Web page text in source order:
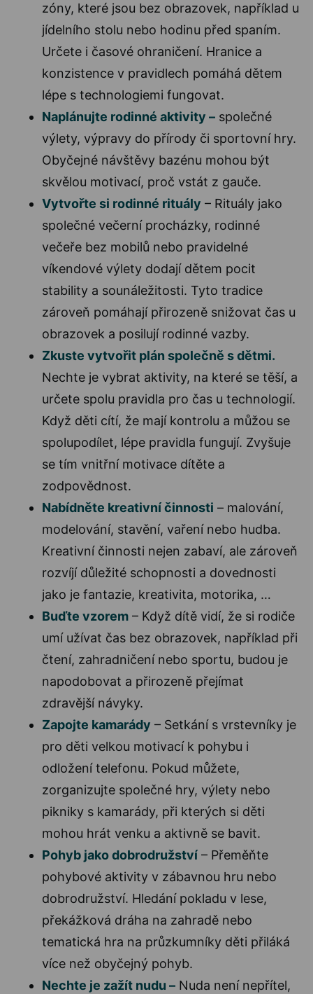
zóny, které jsou bez obrazovek, například u
jídelního stolu nebo hodinu před spaním.
Určete i časové ohraničení. Hranice a
konzistence v pravidlech pomáhá dětem
lépe s technologiemi fungovat.
Naplánujte rodinné aktivity – společné
výlety, výpravy do přírody či sportovní hry.
Obyčejné návštěvy bazénu mohou být
skvělou motivací, proč vstát z gauče.
Vytvořte si rodinné rituály – Rituály jako
společné večerní procházky, rodinné
večeře bez mobilů nebo pravidelné
víkendové výlety dodají dětem pocit
stability a sounáležitosti. Tyto tradice
zároveň pomáhají přirozeně snižovat čas u
obrazovek a posilují rodinné vazby.
Zkuste vytvořit plán společně s dětmi.
Nechte je vybrat aktivity, na které se těší, a
určete spolu pravidla pro čas u technologií.
Když děti cítí, že mají kontrolu a můžou se
spolupodílet, lépe pravidla fungují. Zvyšuje
se tím vnitřní motivace dítěte a
zodpovědnost.
Nabídněte kreativní činnosti – malování,
modelování, stavění, vaření nebo hudba.
Kreativní činnosti nejen zabaví, ale zároveň
rozvíjí důležité schopnosti a dovednosti
jako je fantazie, kreativita, motorika, …
Buďte vzorem – Když dítě vidí, že si rodiče
umí užívat čas bez obrazovek, například při
čtení, zahradničení nebo sportu, budou je
napodobovat a přirozeně přejímat
zdravější návyky.
Zapojte kamarády – Setkání s vrstevníky je
pro děti velkou motivací k pohybu i
odložení telefonu. Pokud můžete,
zorganizujte společné hry, výlety nebo
pikniky s kamarády, při kterých si děti
mohou hrát venku a aktivně se bavit.
Pohyb jako dobrodružství – Přeměňte
pohybové aktivity v zábavnou hru nebo
dobrodružství. Hledání pokladu v lese,
překážková dráha na zahradě nebo
tematická hra na průzkumníky děti přiláká
více než obyčejný pohyb.
Nechte je zažít nudu – Nuda není nepřítel,